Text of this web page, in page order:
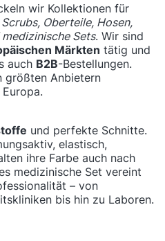
wir Kollektionen für
Scrubs, Oberteile, Hosen,
Sets. Wir sind
Märkten tätig und
auch B2B-Bestellungen.
größten Anbietern
und perfekte Schnitte.
elastisch,
ihre Farbe auch nach
medizinische Set vereint
– von
bis hin zu Laboren.